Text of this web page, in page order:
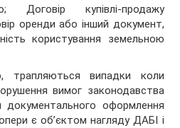
Договір купівлі-продажу
оренди або інший документ,
користування земельною
випадки коли
вимог законодавства
документального оформлення
є об’єктом нагляду ДАБІ і